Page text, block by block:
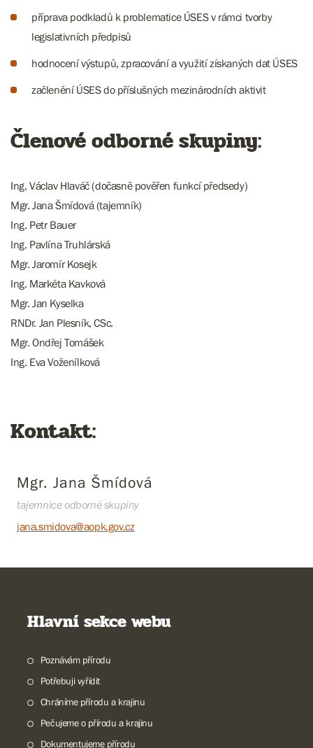
příprava podkladů k problematice ÚSES v rámci tvorby
legislativních předpisů
hodnocení výstupů, zpracování a využití získaných dat ÚSES
začlenění ÚSES do příslušných mezinárodních aktivit
Členové odborné skupiny:
Ing. Václav Hlaváč (dočasně pověřen funkcí předsedy)
Mgr. Jana Šmídová (tajemník)
Ing. Petr Bauer
Ing. Pavlína Truhlárská
Mgr. Jaromír Kosejk
Ing. Markéta Kavková
Mgr. Jan Kyselka
RNDr. Jan Plesník, CSc.
Mgr. Ondřej Tomášek
Ing. Eva Voženílková
Kontakt:
Mgr. Jana Šmídová
tajemnice odborné skupiny
jana.smidova@aopk.gov.cz
Hlavní sekce webu
Poznávám přírodu
Potřebuji vyřídit
Chráníme přírodu a krajinu
Pečujeme o přírodu a krajinu
Dokumentujeme přírodu